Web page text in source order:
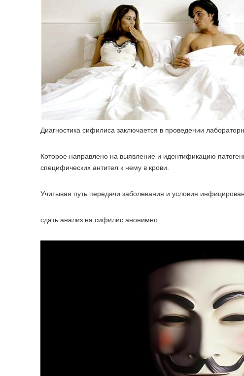
Диагностика сифилиса заключается в проведении
Которое направлено на выявление и идентификацию
специфических антител к нему в крови.
Учитывая путь передачи заболевания и условия
сдать анализ на сифилис анонимно.